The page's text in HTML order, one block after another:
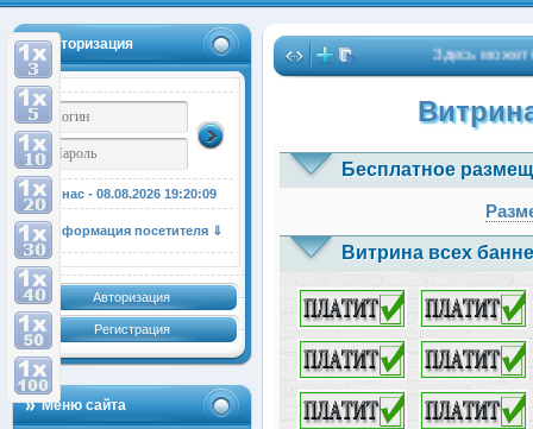
Авторизация
У нас - 08.08.2026 19:20:09
Информация посетителя ⇓
Авторизация
Регистрация
Меню сайта
Здесь может
Бесплатное
Витрина всех